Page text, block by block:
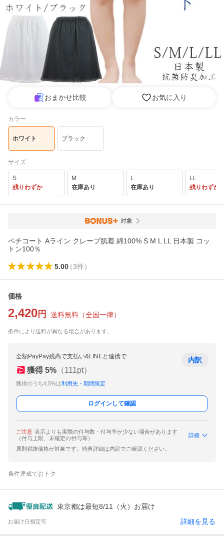
おまかせ比較 お気に入り
カラー
ホワイト ブラック
サイズ
S
残りわずか
M
在庫あり
L
在庫あり
LL
残りわずか
対象
ペチコート Aライン クレープ肌着 綿100% S M L LL 日本製 コッ
トン100％
5.00（3件）
価格
2,420 円 送料無料 （全国一律）
条件により送料が異なる場合があります。
全額PayPay残高で支払い&LINEと連携で
獲得 5% （111pt）
獲得のうち4.5%は利用先・期間限定
内訳
ログインして確認
ご注意 表示よりも実際の付与数・付与率が少ない場合があります
（付与上限、未確定の付与等）
詳細
原則税抜価格が対象です。特典詳細は内訳でご確認ください。
条件達成でおトク
東京都は最短8/11（火）お届け
お届け日指定可 詳細を見る